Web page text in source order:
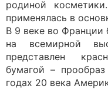
родиной
применялась в
В 9 веке во Франции
на всемирной
представлен
бумагой –
годах 20 века